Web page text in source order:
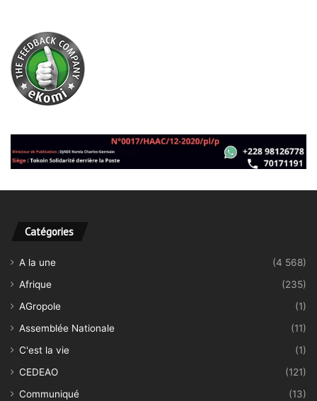
Catégories
A la une
(4 568)
Afrique
(235)
AGropole
(1)
Assemblée Nationale
(11)
C'est la vie
(1)
CEDEAO
(121)
Communiqué
(13)